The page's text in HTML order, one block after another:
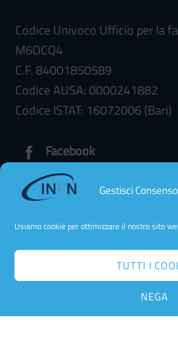
Gestisci
Usiamo cookie per ottimizzare il nostro sito
TUTTI I
NEGA
Codice Univoco Ufficio per la
M6OCQ4
C.F. 84001850589
Codice AUSA: 0000241882
Codice ISTAT: 16072006 (Bari)
Facebook
Amministrazione trasparente
Dichiarazione di Accessibilità
Cookie Policy
Privacy Policy Web